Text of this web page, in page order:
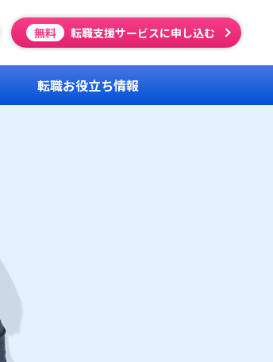
無料 転職支援サービスに申し込む
転職お役立ち情報